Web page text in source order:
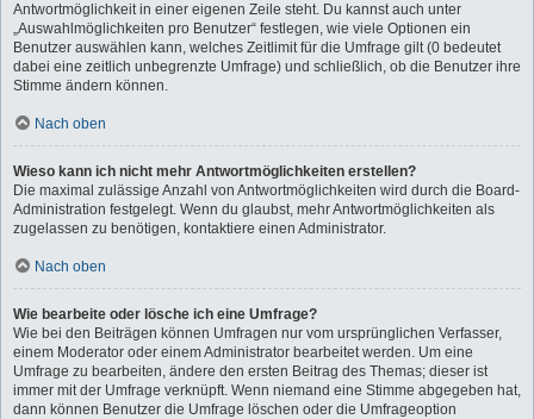
Antwortmöglichkeit in einer eigenen Zeile steht. Du kannst auch unter
„Auswahlmöglichkeiten pro Benutzer“ festlegen, wie viele Optionen ein
Benutzer auswählen kann, welches Zeitlimit für die Umfrage gilt (0 bedeutet
dabei eine zeitlich unbegrenzte Umfrage) und schließlich, ob die Benutzer ihre
Stimme ändern können.
Nach oben
Wieso kann ich nicht mehr Antwortmöglichkeiten erstellen?
Die maximal zulässige Anzahl von Antwortmöglichkeiten wird durch die Board-
Administration festgelegt. Wenn du glaubst, mehr Antwortmöglichkeiten als
zugelassen zu benötigen, kontaktiere einen Administrator.
Nach oben
Wie bearbeite oder lösche ich eine Umfrage?
Wie bei den Beiträgen können Umfragen nur vom ursprünglichen Verfasser,
einem Moderator oder einem Administrator bearbeitet werden. Um eine
Umfrage zu bearbeiten, ändere den ersten Beitrag des Themas; dieser ist
immer mit der Umfrage verknüpft. Wenn niemand eine Stimme abgegeben hat,
dann können Benutzer die Umfrage löschen oder die Umfrageoption